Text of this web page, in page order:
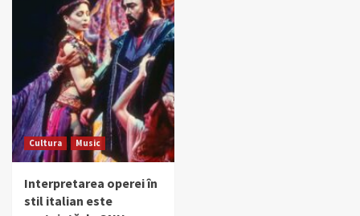
Cultura Music
Interpretarea operei în
stil italian este